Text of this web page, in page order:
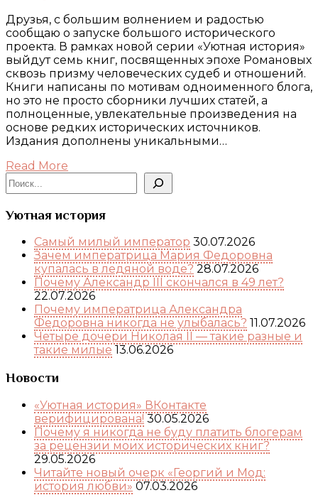
Друзья, с большим волнением и радостью
сообщаю о запуске большого исторического
проекта. В рамках новой серии «Уютная история»
выйдут семь книг, посвященных эпохе Романовых
сквозь призму человеческих судеб и отношений.
Книги написаны по мотивам одноименного блога,
но это не просто сборники лучших статей, а
полноценные, увлекательные произведения на
основе редких исторических источников.
Издания дополнены уникальными…
Read More
Поиск
Уютная история
Самый милый император 30.07.2026
Зачем императрица Мария Федоровна
купалась в ледяной воде? 28.07.2026
Почему Александр III скончался в 49 лет?
22.07.2026
Почему императрица Александра
Федоровна никогда не улыбалась? 11.07.2026
Четыре дочери Николая II — такие разные и
такие милые 13.06.2026
Новости
«Уютная история» ВКонтакте
верифицирована! 30.05.2026
Почему я никогда не буду платить блогерам
за рецензии моих исторических книг?
29.05.2026
Читайте новый очерк «Георгий и Мод:
история любви» 07.03.2026